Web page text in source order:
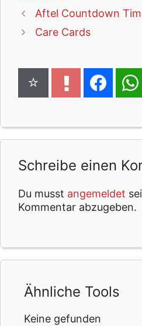
Aftel Countdown
Care Cards
Schreibe einen
Du musst angemeldet
Kommentar abzugeben.
Ähnliche Tools
Keine gefunden